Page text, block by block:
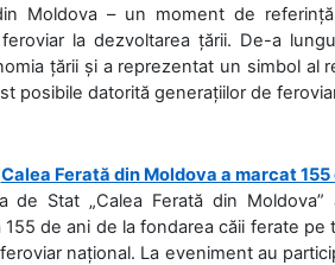
Moldova – un moment de
la dezvoltarea țării. De-a
țării și a reprezentat un simbol al
posibile datorită generațiilor de
Calea Ferată din Moldova a marcat
de Stat „Calea Ferată din
155 de ani de la fondarea căii ferate
național. La eveniment au